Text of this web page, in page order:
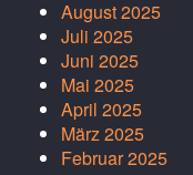
August 2025
Juli 2025
Juni 2025
Mai 2025
April 2025
März 2025
Februar 2025